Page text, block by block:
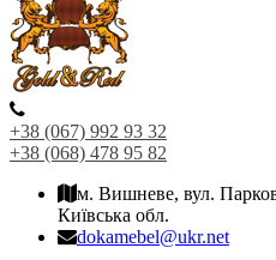
+38 (067) 992 93 32
+38 (068) 478 95 82
м. Вишневе, вул.
Київська обл.
dokamebel@ukr.net